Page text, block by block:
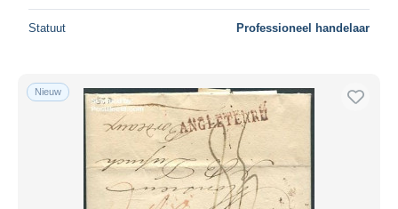
Statuut Professioneel handelaar
Nieuw